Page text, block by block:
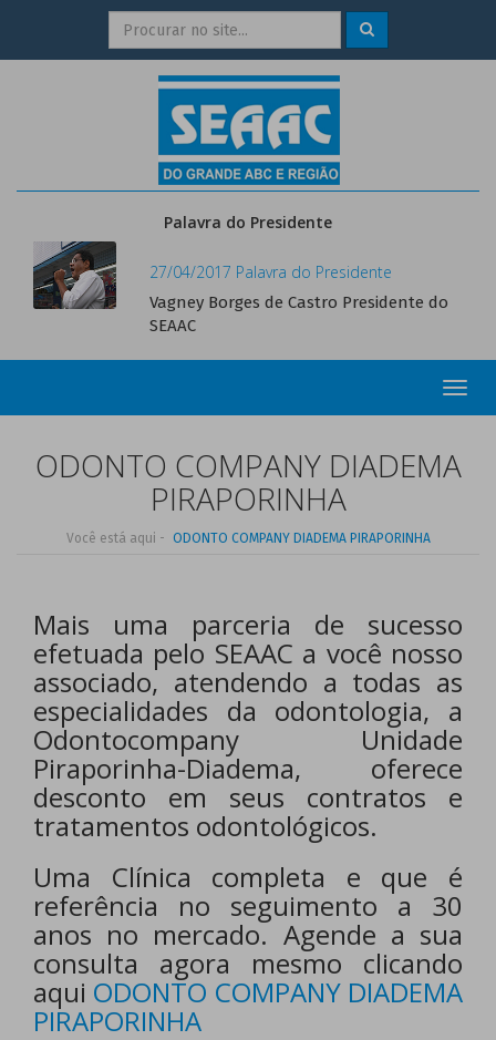
Palavra do Presidente
27/04/2017 Palavra do Presidente
Vagney Borges de Castro Presidente do
SEAAC
ODONTO COMPANY DIADEMA
PIRAPORINHA
Você está aqui - ODONTO COMPANY DIADEMA PIRAPORINHA
Mais uma parceria de sucesso
efetuada pelo SEAAC a você nosso
associado, atendendo a todas as
especialidades da odontologia, a
Odontocompany Unidade
Piraporinha-Diadema, oferece
desconto em seus contratos e
tratamentos odontológicos.
Uma Clínica completa e que é
referência no seguimento a 30
anos no mercado. Agende a sua
consulta agora mesmo clicando
aqui ODONTO COMPANY DIADEMA
PIRAPORINHA